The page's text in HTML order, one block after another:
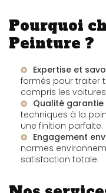
Pourquoi
Peinture ?
Expertise et
formés pour traiter
compris les
Qualité garantie
techniques à la
une finition parfaite.
Engagement
normes
satisfaction totale.